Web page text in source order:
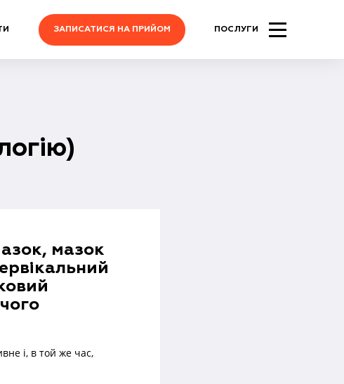
ЗАПИСАТИСЯ НА ПРИЙОМ ПОСЛУГИ
мазок
і, в той же час,